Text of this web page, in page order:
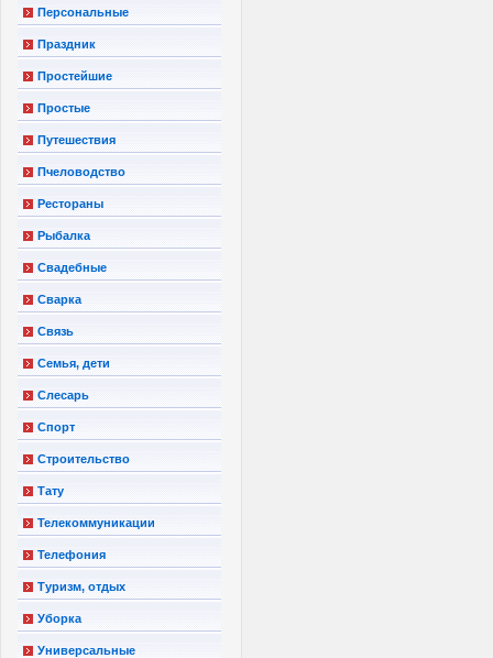
Персональные
Праздник
Простейшие
Простые
Путешествия
Пчеловодство
Рестораны
Рыбалка
Свадебные
Сварка
Связь
Семья, дети
Слесарь
Спорт
Строительство
Тату
Телекоммуникации
Телефония
Туризм, отдых
Уборка
Универсальные